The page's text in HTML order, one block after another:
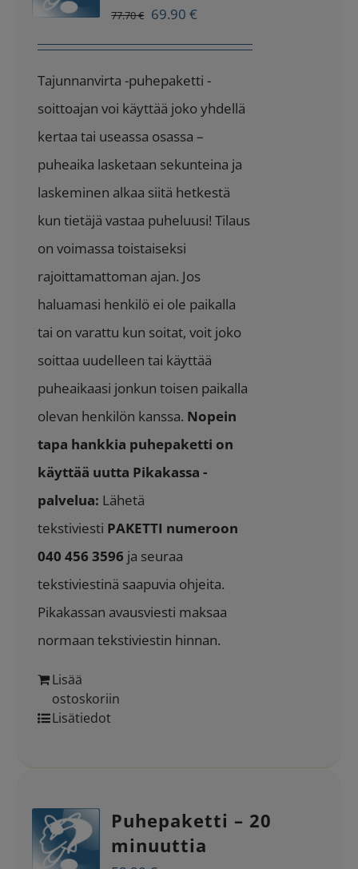
77.70€ Alkuperäinen
hinta
69.90€
hinta
Tajunnanvirta -puhepaketti -
soittoajan voi käyttää joko yhdellä
kertaa tai useassa osassa –
puheaika lasketaan sekunteina ja
laskeminen alkaa siitä hetkestä
kun tietäjä vastaa puheluusi! Tilaus
on voimassa toistaiseksi
rajoittamattoman ajan. Jos
haluamasi henkilö ei ole paikalla
tai on varattu kun soitat, voit joko
soittaa uudelleen tai käyttää
puheaikaasi jonkun toisen paikalla
olevan henkilön kanssa. Nopein
tapa hankkia puhepaketti on
käyttää uutta Pikakassa -
palvelua: Lähetä
tekstiviesti PAKETTI numeroon
040 456 3596 ja seuraa
tekstiviestinä saapuvia ohjeita.
Pikakassan avausviesti maksaa
normaan tekstiviestin hinnan.
Lisää
ostoskoriin
Lisätiedot
Puhepaketti – 20
minuuttia